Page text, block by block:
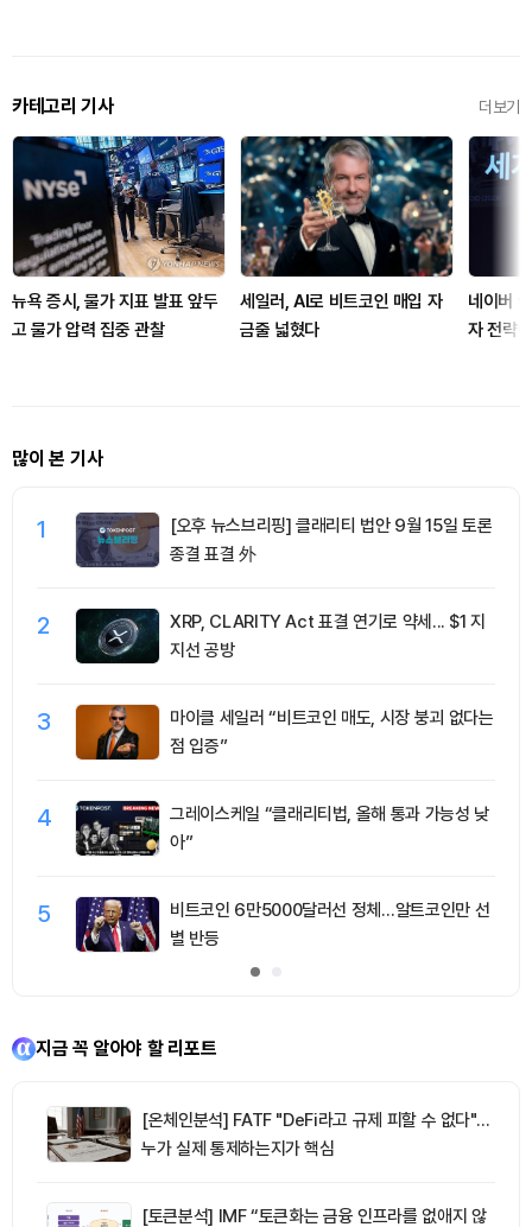
카테고리 기사 더보기
뉴욕 증시, 물가 지표 발표 앞두
고 물가 압력 집중 관찰
세일러, AI로 비트코인 매입 자
금줄 넓혔다
네이버
자 전략
많이 본 기사
1
[오후 뉴스브리핑] 클래리티 법안 9월 15일 토론
종결 표결 外
2
XRP, CLARITY Act 표결 연기로 약세... $1 지
지선 공방
3
마이클 세일러 “비트코인 매도, 시장 붕괴 없다는
점 입증”
4
그레이스케일 “클래리티법, 올해 통과 가능성 낮
아”
5
비트코인 6만5000달러선 정체…알트코인만 선
별 반등
지금 꼭 알아야 할 리포트
[온체인분석] FATF "DeFi라고 규제 피할 수 없다"…
누가 실제 통제하는지가 핵심
[토큰분석] IMF “토큰화는 금융 인프라를 없애지 않